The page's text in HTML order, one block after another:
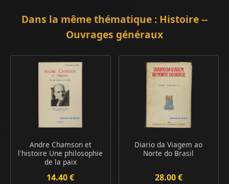
Dans la même thématique : Histoire --
Ouvrages généraux
Andre Chamson et
l'histoire Une philosophie
de la paix
14.40 €
Diario da Viagem ao
Norte do Brasil
28.00 €